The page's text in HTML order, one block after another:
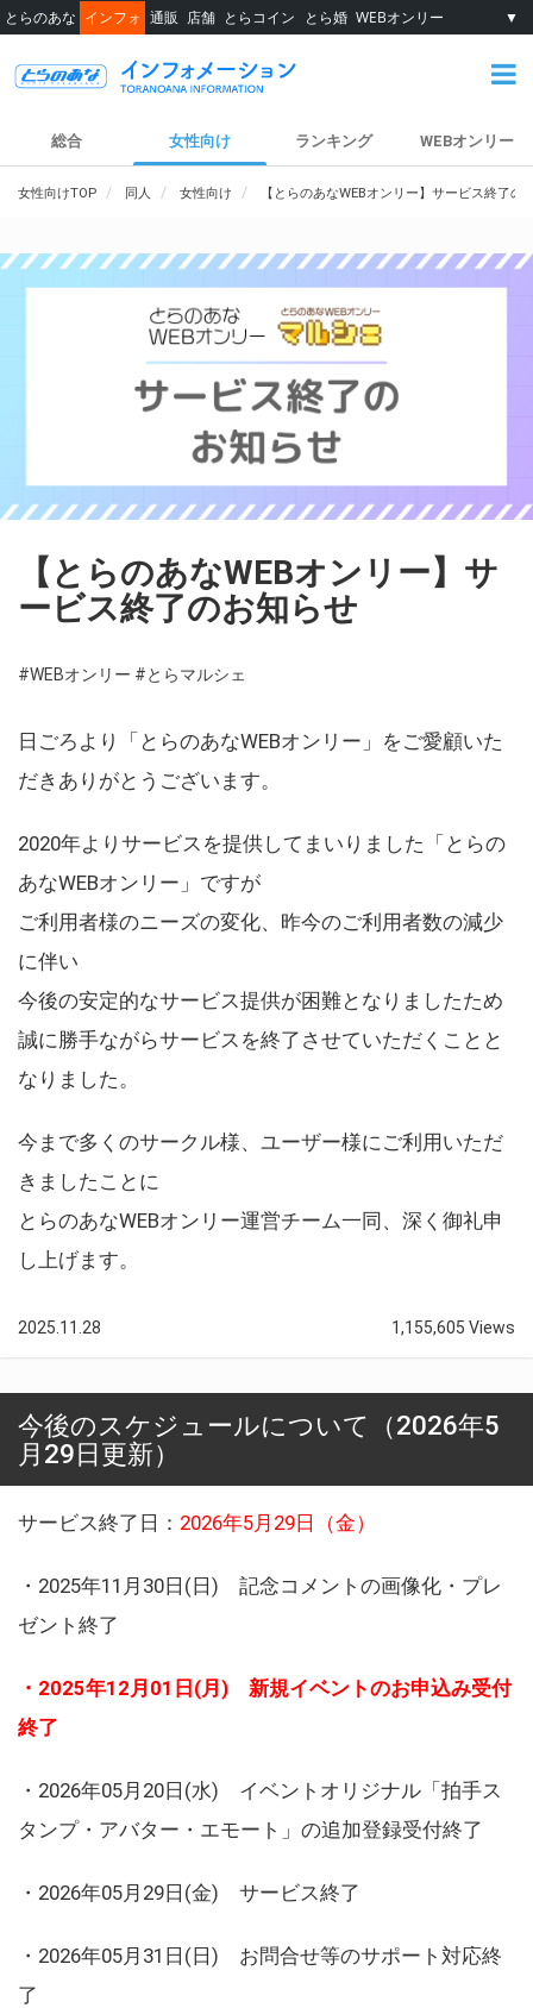
とらのあな インフォ 通販 店舗 とらコイン とら婚 WEBオンリー ▼
総合 女性向け ランキング WEBオンリー
女性向けTOP 同人 女性向け 【とらのあなWEBオンリー】サービス終了の
【とらのあなWEBオンリー】サ
ービス終了のお知らせ
#WEBオンリー #とらマルシェ
日ごろより「とらのあなWEBオンリー」をご愛顧いた
だきありがとうございます。
2020年よりサービスを提供してまいりました「とらの
あなWEBオンリー」ですが
ご利用者様のニーズの変化、昨今のご利用者数の減少
に伴い
今後の安定的なサービス提供が困難となりましたため
誠に勝手ながらサービスを終了させていただくことと
なりました。
今まで多くのサークル様、ユーザー様にご利用いただ
きましたことに
とらのあなWEBオンリー運営チーム一同、深く御礼申
し上げます。
2025.11.28 1,155,605 Views
今後のスケジュールについて（2026年5
月29日更新）
サービス終了日： 2026年5月29日（金）
・2025年11月30日(日) 記念コメントの画像化・プレ
ゼント終了
・2025年12月01日(月) 新規イベントのお申込み受付
終了
・2026年05月20日(水) イベントオリジナル「拍手ス
タンプ・アバター・エモート」の追加登録受付終了
・2026年05月29日(金) サービス終了
・2026年05月31日(日) お問合せ等のサポート対応終
了